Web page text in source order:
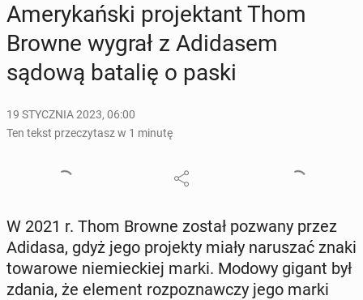
Ame­ry­kań­ski pro­jek­tant Thom
Browne wygrał z Adi­da­sem
sądową batalię o paski
19 STYCZNIA 2023, 06:00
Ten tekst przeczytasz w 1 minutę
W 2021 r. Thom Browne został pozwany przez
Adidasa, gdyż jego pro­jek­ty miały na­ru­szać znaki
to­wa­ro­we nie­miec­kiej marki. Modowy gigant był
zdania, że element roz­po­znaw­czy jego marki